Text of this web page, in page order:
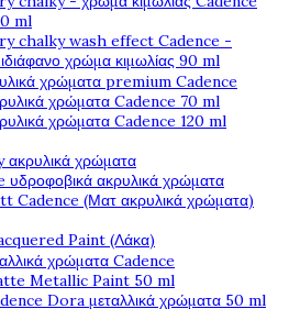
ml
chalky wash effect Cadence -
χρώμα κιμωλίας 90 ml
χρώματα premium Cadence
χρώματα Cadence 70 ml
χρώματα Cadence 120 ml
χρώματα
υδροφοβικά ακρυλικά χρώματα
Cadence (Ματ ακρυλικά χρώματα)
Paint (Λάκα)
χρώματα Cadence
Metallic Paint 50 ml
Dora μεταλλικά χρώματα 50 ml